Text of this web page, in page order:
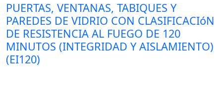
PUERTAS, VENTANAS, TABIQUES Y
PAREDES DE VIDRIO CON CLASIFICACIóN
DE RESISTENCIA AL FUEGO DE 120
MINUTOS (INTEGRIDAD Y AISLAMIENTO)
(EI120)